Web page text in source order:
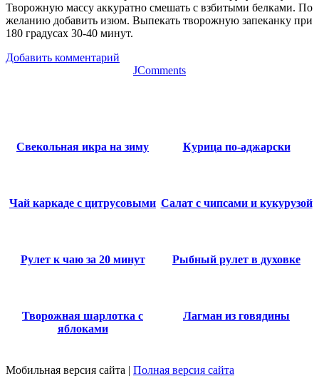
Творожную массу аккуратно смешать с взбитыми белками. По
желанию добавить изюм. Выпекать творожную запеканку при
180 градусах 30-40 минут.
Добавить комментарий
JComments
Свекольная икра на зиму Курица по-аджарски
Чай каркаде с цитрусовыми Салат с чипсами и кукурузой
Рулет к чаю за 20 минут Рыбный рулет в духовке
Творожная шарлотка с
яблоками
Лагман из говядины
Мобильная версия сайта | Полная версия сайта